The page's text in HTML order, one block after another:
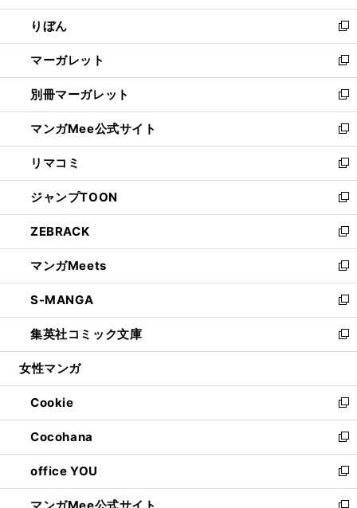
開
く
ウ
で
開
く
ン
ド
ウ
で
開
く
ウ
ィ
ン
ド
ウ
で
開
く
りぼん
新
し
い
ウ
ィ
ン
ド
ウ
で
開
く
マーガレット
新
し
い
ウ
ィ
ン
ド
ウ
で
開
く
別冊マーガレット
新
し
い
ウ
ィ
ン
ド
ウ
で
開
く
マンガMee公式サイト
新
し
い
ウ
ィ
ン
ド
ウ
で
開
く
リマコミ
新
し
い
ウ
ィ
ン
ド
ウ
で
開
く
ジャンプTOON
新
し
い
ウ
ィ
ン
ド
ウ
で
開
ZEBRACK
新
し
い
ウ
ィ
ン
ド
ウ
開
く
マンガMeets
新
し
い
ウ
ィ
ン
ウ
で
開
く
S-MANGA
新
し
い
ウ
ン
ド
ウ
で
開
く
集英社コミック文庫
新
し
ウ
ィ
ン
ド
ウ
で
開
く
女性マンガ
Cookie
新
し
い
ウ
ィ
ン
Cocohana
新
し
い
ウ
office YOU
新
し
マンガMee公式サイト